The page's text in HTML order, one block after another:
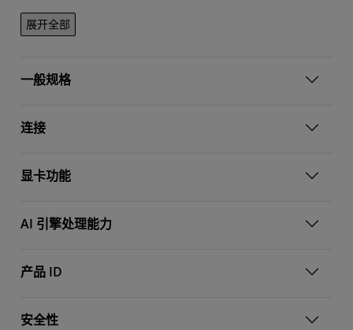
展开全部
一般规格
连接
显卡功能
AI 引擎处理能力
产品 ID
安全性